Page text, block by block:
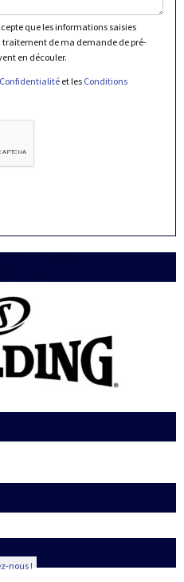
que les informations saisies
traitement de ma demande de pré-
en découler.
et les Conditions
nous !